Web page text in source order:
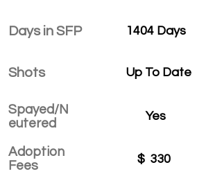
Days in SFP
Shots
Spayed/N
eutered
Adoption
Fees
1404 Days
Up To Date
Yes
$ 330